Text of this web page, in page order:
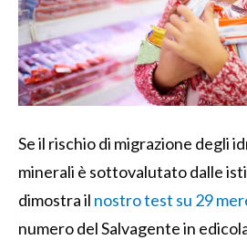
Se il rischio di migrazione degli
minerali è sottovalutato dalle
dimostra il nostro test su 29
numero del Salvagente in